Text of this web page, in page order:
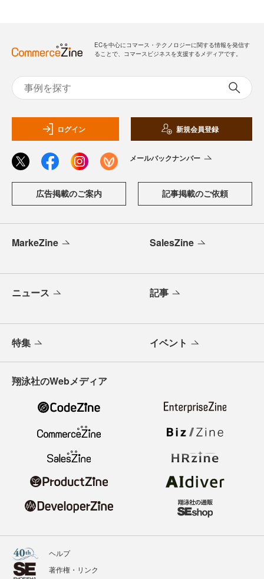
ECを中心にコマース・テクノロジーに関する情報を発信す
ることで、コマースビジネスを支援するメディアです。
ログイン 新規会員登録
メールバックナンバー
広告掲載のご案内 記事掲載のご依頼
MarkeZine SalesZine
ニュース 記事
特集 イベント
翔泳社のWebメディア
ヘルプ
著作権・リンク